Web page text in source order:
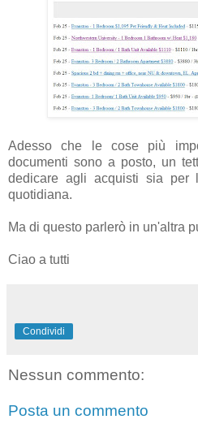
Adesso che le cose più
documenti sono a posto, un
dedicare agli acquisti sia
quotidiana.
Ma di questo parlerò in un'altra
Ciao a tutti
Condividi
Nessun commento:
Posta un commento